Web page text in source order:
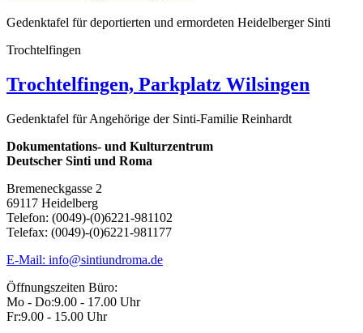
Gedenktafel für deportierten und ermordeten Heidelberger Sinti
Trochtelfingen
Trochtelfingen, Parkplatz Wilsingen
Gedenktafel für Angehörige der Sinti-Familie Reinhardt
Dokumentations- und Kulturzentrum
Deutscher Sinti und Roma
Bremeneckgasse 2
69117 Heidelberg
Telefon: (0049)-(0)6221-981102
Telefax: (0049)-(0)6221-981177
E-Mail: info@sintiundroma.de
Öffnungszeiten Büro:
Mo - Do:9.00 - 17.00 Uhr
Fr:9.00 - 15.00 Uhr